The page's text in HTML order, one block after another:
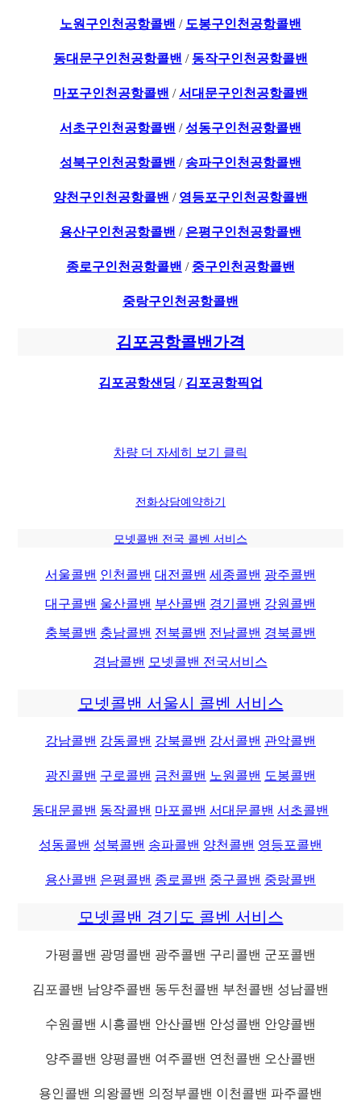
노원구인천공항콜밴 / 도봉구인천공항콜밴
동대문구인천공항콜밴 / 동작구인천공항콜밴
마포구인천공항콜밴 /서대문구인천공항콜밴
서초구인천공항콜밴 /성동구인천공항콜밴
성북구인천공항콜밴 / 송파구인천공항콜밴
양천구인천공항콜밴 / 영등포구인천공항콜밴
용산구인천공항콜밴 / 은평구인천공항콜밴
종로구인천공항콜밴 / 중구인천공항콜밴
중랑구인천공항콜밴
김포공항콜밴가격
김포공항샌딩 / 김포공항픽업
차량 더 자세히 보기 클릭
전화상담예약하기
모넷콜밴 전국 콜벤 서비스
서울콜밴 인천콜밴 대전콜밴 세종콜밴 광주콜밴
대구콜밴 울산콜밴 부산콜밴 경기콜밴 강원콜밴
충북콜밴 충남콜밴 전북콜밴 전남콜밴 경북콜밴
경남콜밴 모넷콜밴 전국서비스
모넷콜밴 서울시 콜벤 서비스
강남콜밴 강동콜밴 강북콜밴 강서콜밴 관악콜밴
광진콜밴 구로콜밴 금천콜밴 노원콜밴 도봉콜밴
동대문콜밴 동작콜밴 마포콜밴 서대문콜밴 서초콜밴
성동콜밴 성북콜밴 송파콜밴 양천콜밴 영등포콜밴
용산콜밴 은평콜밴 종로콜밴 중구콜밴 중랑콜밴
모넷콜밴 경기도 콜벤 서비스
가평콜밴 광명콜밴 광주콜밴 구리콜밴 군포콜밴
김포콜밴 남양주콜밴 동두천콜밴 부천콜밴 성남콜밴
수원콜밴 시흥콜밴 안산콜밴 안성콜밴 안양콜밴
양주콜밴 양평콜밴 여주콜밴 연천콜밴 오산콜밴
용인콜밴 의왕콜밴 의정부콜밴 이천콜밴 파주콜밴